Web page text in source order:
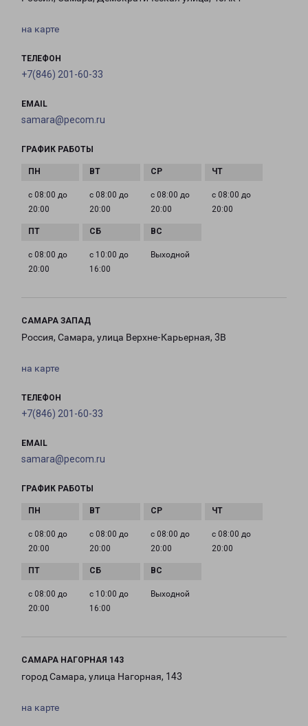
на карте
ТЕЛЕФОН
+7(846) 201-60-33
EMAIL
samara@pecom.ru
ГРАФИК РАБОТЫ
с 08:00 до
20:00
с 08:00 до
20:00
с 08:00 до
20:00
с 08:00 до
20:00
с 08:00 до
20:00
с 10:00 до
16:00
Выходной
САМАРА ЗАПАД
Россия, Самара, улица Верхне-Карьерная, 3В
на карте
ТЕЛЕФОН
+7(846) 201-60-33
EMAIL
samara@pecom.ru
ГРАФИК РАБОТЫ
с 08:00 до
20:00
с 08:00 до
20:00
с 08:00 до
20:00
с 08:00 до
20:00
с 08:00 до
20:00
с 10:00 до
16:00
Выходной
САМАРА НАГОРНАЯ 143
город Самара, улица Нагорная, 143
на карте